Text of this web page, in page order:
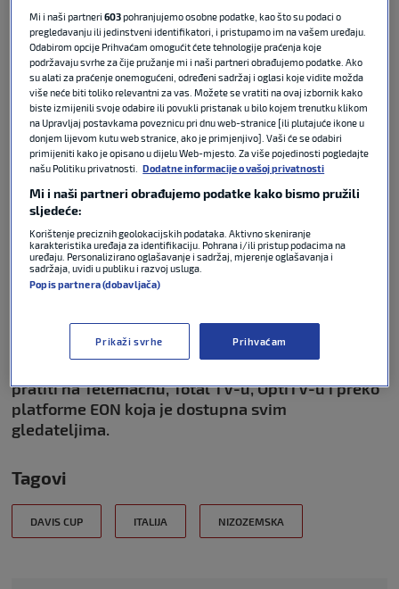
– 35.) je svladao Botica van de Zandschulpa (ATP –
80.) sa 6-4, 6-2.
Sinner je šestom pobjedom u šest međusobnih
dvoboja s Griekspoorom Italiji donio ukupno treći
trijumf u Davis Cupu. Talijani su postali deveta nacija
koja je uspjela obraniti naslov. Posljednja koja je
dvije godine zaredom osvajala veliki srebrni pehar
bila je Češka (2012. i 2013.), a kroz povijest su to još
činile reprezentacije SAD-a, Velike Britanije,
Francuske, Australije, Švedske, Njemačke i
Španjolske.
Prije četiri dana su u Malagi i talijanske tenisačice
Gledatelji u Hrvatskoj program regionalnog
pratiti na Telemachu, Total TV-u, OptiTV-u i preko
platforme EON koja je dostupna svim
gledateljima.
Tagovi
DAVIS CUP ITALIJA NIZOZEMSKA
Mi i naši partneri603pohranjujemo osobne podatke, kao što su podaci o
pregledavanju ili jedinstveni identifikatori, i pristupamo im na vašem uređaju.
Odabirom opcije Prihvaćam omogućit ćete tehnologije praćenja koje
podržavaju svrhe za čije pružanje mi i naši partneri obrađujemo podatke. Ako
su alati za praćenje onemogućeni, određeni sadržaj i oglasi koje vidite možda
više neće biti toliko relevantni za vas. Možete se vratiti na ovaj izbornik kako
biste izmijenili svoje odabire ili povukli pristanak u bilo kojem trenutku klikom
na Upravljaj postavkama poveznicu pri dnu web-stranice [ili plutajuće ikone u
donjem lijevom kutu web stranice, ako je primjenjivo]. Vaši će se odabiri
primijeniti kako je opisano u dijelu Web-mjesto. Za više pojedinosti pogledajte
našu Politiku privatnosti.
Dodatne informacije o vašoj privatnosti
Mi i naši partneri obrađujemo podatke kako bismo pružili
sljedeće:
Korištenje preciznih geolokacijskih podataka. Aktivno skeniranje
karakteristika uređaja za identifikaciju. Pohrana i/ili pristup podacima na
uređaju. Personalizirano oglašavanje i sadržaj, mjerenje oglašavanja i
sadržaja, uvidi u publiku i razvoj usluga.
Popis partnera (dobavljača)
Prikaži svrhe Prihvaćam